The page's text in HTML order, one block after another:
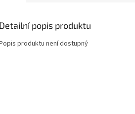
Detailní popis produktu
produktu není dostupný